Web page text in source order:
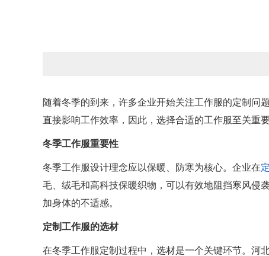
随着冬季的到来，许多企业开始关注工作服的定制问
直接影响工作效率，因此，选择合适的工作服至关重要
冬季工作服重要性
冬季工作服设计理念应以保暖、防寒为核心。企业在
毛、绒毛和高科技保暖织物，可以有效地阻挡寒风侵
加身体的不适感。
定制工作服的选材
在冬季工作服定制过程中，选材是一个关键环节。河